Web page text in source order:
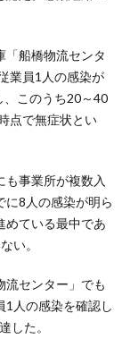
「船橋物流センタ
業員1人の感染が
、このうち20～40
点で無症状とい
事業所が複数入
に8人の感染が明ら
めている最中であ
い。
流センター」でも
1人の感染を確認し
した。